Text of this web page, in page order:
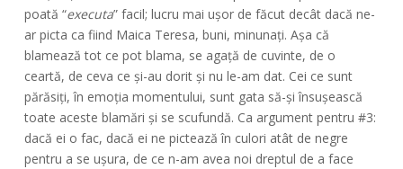
poată “executa” facil; lucru mai ușor de făcut decât dacă ne-
ar picta ca fiind Maica Teresa, buni, minunați. Așa că
blamează tot ce pot blama, se agață de cuvinte, de o
ceartă, de ceva ce și-au dorit și nu le-am dat. Cei ce sunt
părăsiți, în emoția momentului, sunt gata să-și însușească
toate aceste blamări și se scufundă. Ca argument pentru #3:
dacă ei o fac, dacă ei ne pictează în culori atât de negre
pentru a se ușura, de ce n-am avea noi dreptul de a face